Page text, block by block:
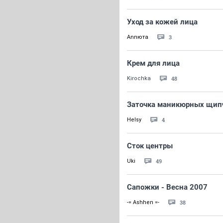
Уход за кожей лица
Annюта 3
Крем для лица
Kirochka 48
Заточка маникюрных
Helsy 4
Сток центры
Uki 49
Сапожки - Весна 2007
-= Ashhen =- 38